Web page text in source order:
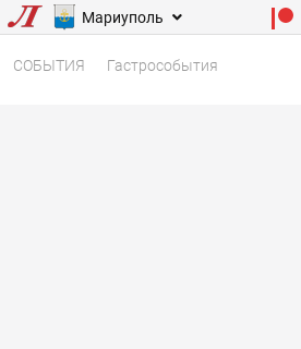
Мариуполь
СОБЫТИЯ Гастрособытия